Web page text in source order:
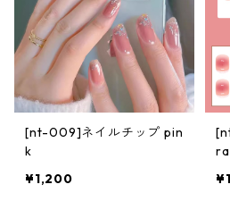
[nt-009]ネイルチップ pin
k
¥1,200